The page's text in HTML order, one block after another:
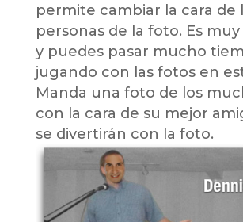
permite cambiar la cara de
personas de la foto. Es
y puedes pasar mucho
jugando con las fotos en
Manda una foto de los
con la cara de su mejor
se divertirán con la foto.